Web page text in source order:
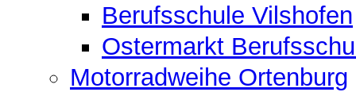
Berufsschule Vilshofen
Ostermarkt
Motorradweihe Ortenburg